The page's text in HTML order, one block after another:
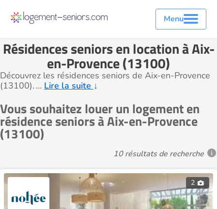
Menu
Résidences seniors en location à Aix-
en-Provence (13100)
Découvrez les résidences seniors de Aix-en-Provence
(13100). … Lire la suite ↓
Vous souhaitez louer un logement en
résidence seniors à Aix-en-Provence
(13100)
10 résultats de recherche
2